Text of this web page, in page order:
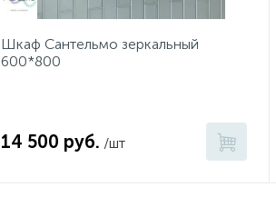
Шкаф Сантельмо зеркальный
600*800
14 500 руб. /шт